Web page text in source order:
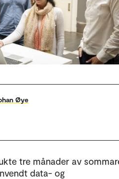
Øye
tre månader av
data- og